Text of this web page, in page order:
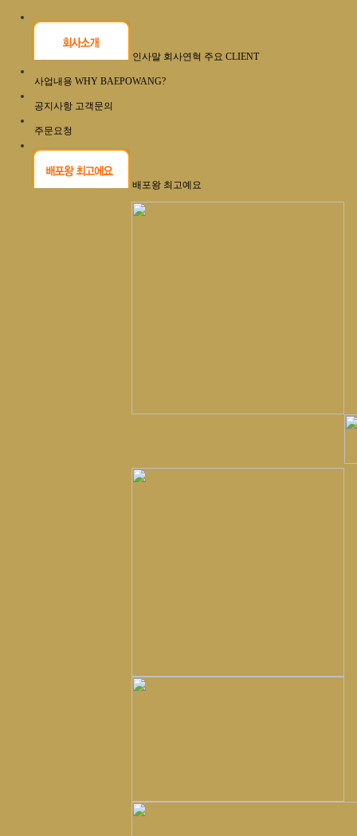
인사말 회사연혁 주요 CLIENT
사업내용 WHY BAEPOWANG?
공지사항 고객문의
주문요청
배포왕 최고예요